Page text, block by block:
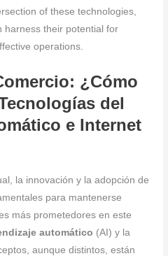
of these technologies,
harness their potential for
operations.
¿Cómo
del
e Internet
la innovación y la adopción de
para mantenerse
más prometedores en este
automático (AI) y la
aunque distintos, están